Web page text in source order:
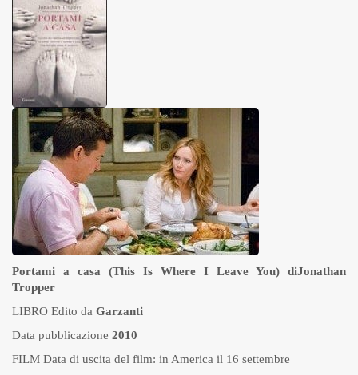
Portami a casa (This Is Where I Leave You) diJonathan
Tropper
LIBRO Edito da Garzanti
Data pubblicazione 2010
FILM Data di uscita del film: in America il 16 settembre